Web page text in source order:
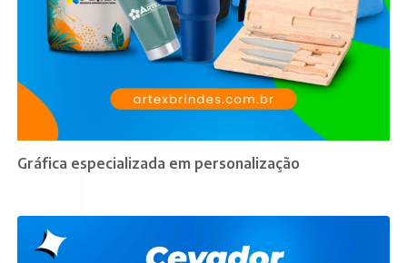
Gráfica especializada em personalização